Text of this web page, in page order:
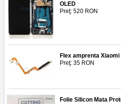
OLED
Preţ: 520 RON
Flex amprenta
Preţ: 35 RON
Folie Silicon Mata